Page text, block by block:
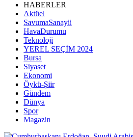
HABERLER
Aktüel
SavumaSanayii
HavaDurumu
Teknoloji
YEREL SEÇİM 2024
Bursa
Siyaset
Ekonomi
Öykü-Şiir
Gündem
Dünya
Spor
Magazin